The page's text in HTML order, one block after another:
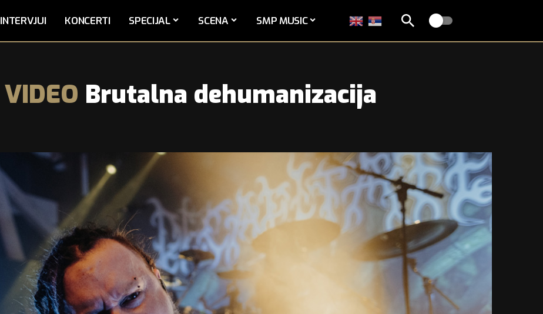
INTERVJUI KONCERTI SPECIJAL SCENA SMP MUSIC
VIDEO Brutalna dehumanizacija